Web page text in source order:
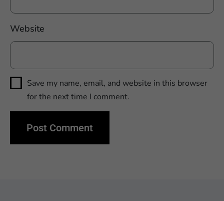
Website
Save my name, email, and website in this browser
for the next time I comment.